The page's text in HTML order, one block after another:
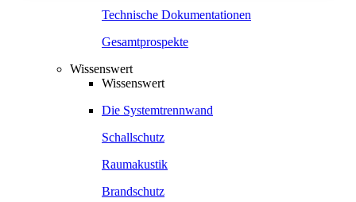
Technische Dokumentationen
Gesamtprospekte
Wissenswert
Wissenswert
Die Systemtrennwand
Schallschutz
Raumakustik
Brandschutz